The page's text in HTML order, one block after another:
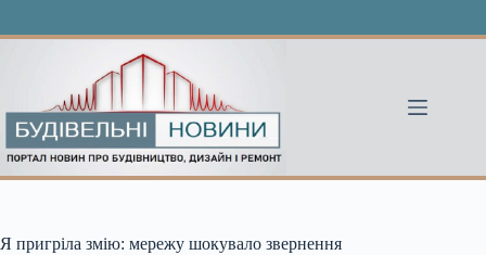
Я пригріла змію: мережу шокувало звернення